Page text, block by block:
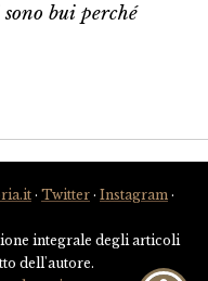
bui perché
· Twitter · Instagram ·
integrale degli articoli
dell'autore.